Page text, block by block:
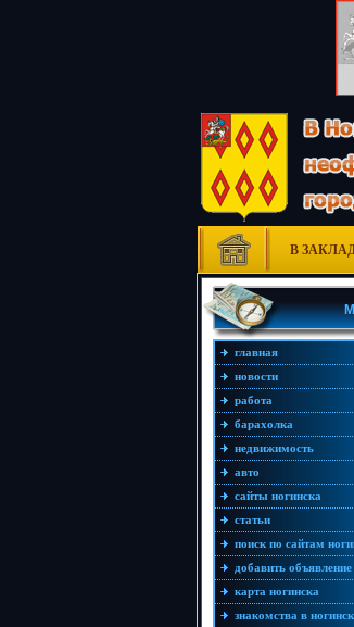
В
главная
новости
работа
барахолка
недвижимость
авто
сайты ногинска
статьи
поиск по сайтам
добавить объявление
карта ногинска
знакомства в